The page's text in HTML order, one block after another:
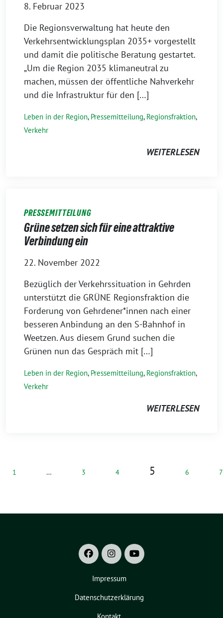
8. Februar 2023
Die Regionsverwaltung hat heute den
Verkehrsentwicklungsplan 2035+ vorgestellt
und damit die politische Beratung gestartet.
„Um die Region 2035 klimaneutral zu
machen, müssen der öffentliche Nahverkehr
und die Infrastruktur für den […]
Leben in der Region, Pressemitteilung, Regionsfraktion,
Verkehr
WEITERLESEN
PRESSEMITTEILUNG
Grüne setzen sich für eine attraktive
Verbindung ein
22. November 2022
Bezüglich der Verkehrssituation in Gehrden
unterstützt die GRÜNE Regionsfraktion die
Forderung von Gehrdener*innen nach einer
besseren Anbindung an den S-Bahnhof in
Weetzen. Aus diesem Grund suchen die
Grünen nun das Gespräch mit […]
Leben in der Region, Pressemitteilung, Regionsfraktion,
Verkehr
WEITERLESEN
1 … 3 4 5 6 7
Impressum
Datenschutzerklärung